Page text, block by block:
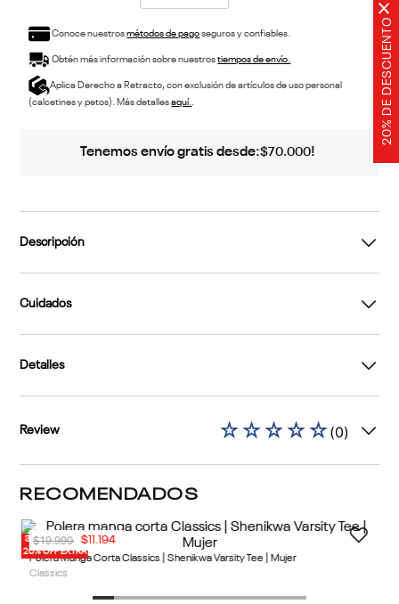
20% DE DESCUENTO
×
Conoce nuestrosmétodos de pagoseguros y confiables.
Obtén más información sobre nuestrostiempos de envío.
Aplica Derecho a Retracto, con exclusión de artículos de uso personal
(calcetines y petos). Más detallesaquí..
Tenemos envío gratis desde:$70.000!
Descripción
Cuidados
Detalles
Review ☆☆☆☆☆(0)
RECOMENDADOS
30% OFF
20% OFF EXTRA
2 Colores
Polera Manga Corta Classics | Shenikwa Varsity Tee | Mujer
$19.990 $11.194